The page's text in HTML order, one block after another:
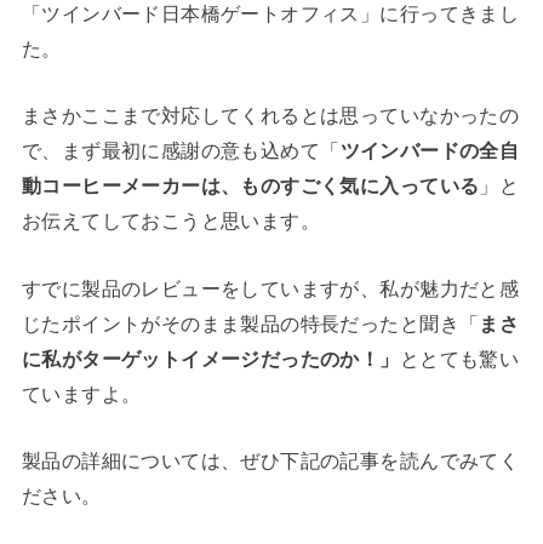
「ツインバード日本橋ゲートオフィス」に行ってきまし
た。
まさかここまで対応してくれるとは思っていなかったの
で、まず最初に感謝の意も込めて「ツインバードの全自
動コーヒーメーカーは、ものすごく気に入っている 」と
お伝えてしておこうと思います。
すでに製品のレビューをしていますが、私が魅力だと感
じたポイントがそのまま製品の特長だったと聞き「 まさ
に私がターゲットイメージだったのか！」
ととても驚い
ていますよ。
製品の詳細については、ぜひ下記の記事を読んでみてく
ださい。